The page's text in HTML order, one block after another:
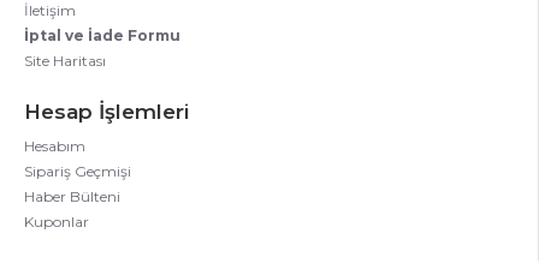
İletişim
İptal ve İade Formu
Site Haritası
Hesap İşlemleri
Hesabım
Sipariş Geçmişi
Haber Bülteni
Kuponlar